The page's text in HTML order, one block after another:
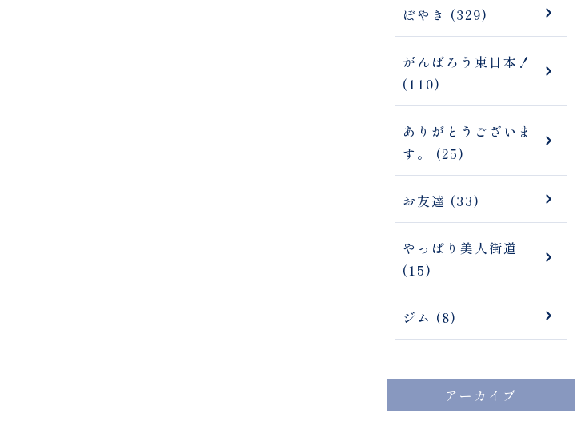
ぼやき (329)
がんばろう東日本！
(110)
ありがとうございま
す。 (25)
お友達 (33)
やっぱり美人街道
(15)
ジム (8)
アーカイブ